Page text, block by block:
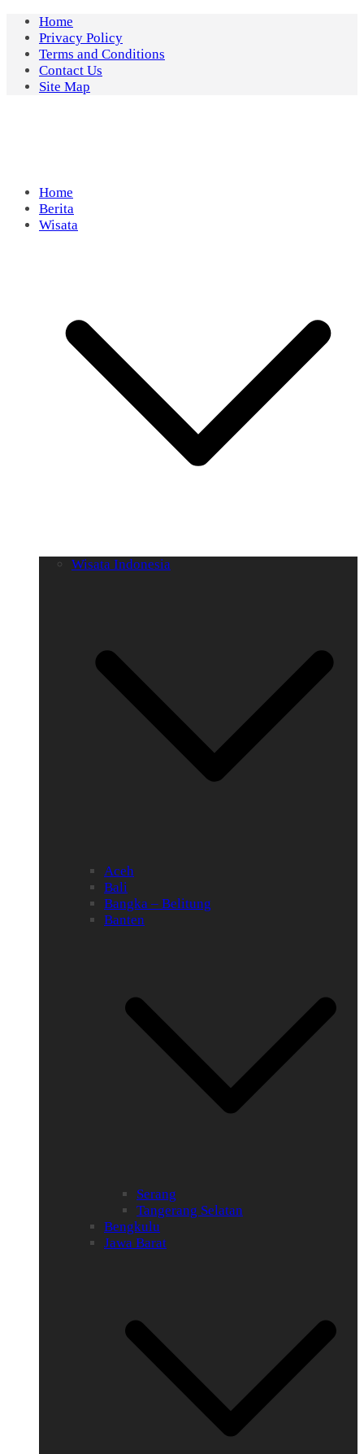
Skip
content
Home
Privacy Policy
Terms and Conditions
Contact Us
Site Map
Home
Berita
Wisata
Wisata Indonesia
Aceh
Bali
Bangka – Belitung
Banten
Serang
Tangerang Selatan
Bengkulu
Jawa Barat